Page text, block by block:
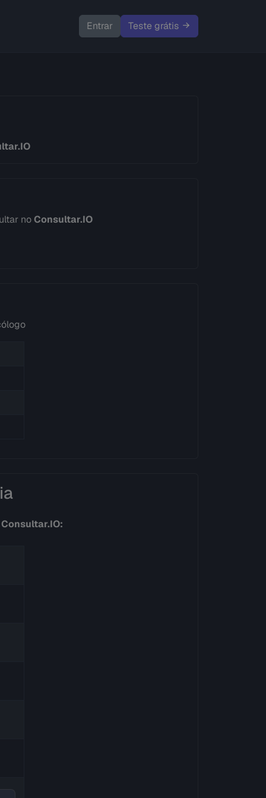
Entrar Teste grátis
noConsultar.IO
Consultar.IO: